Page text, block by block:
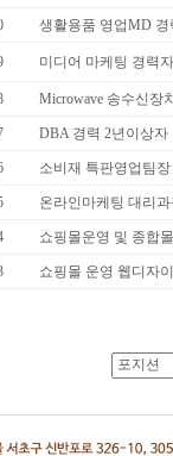
생활용품 영업MD 경
미디어 마케팅 경력자
Microwave 송수신장
DBA 경력 2년이상자
소비재 특판영업팀
온라인마케팅 대리
쇼핑몰운영 및 종합
쇼핑몰 운영 웹디자